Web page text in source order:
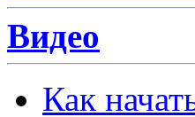
Видео
Как